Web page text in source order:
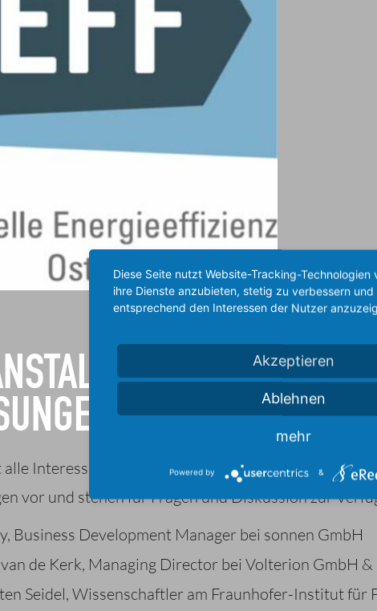
FÜR
Interessierten dazu ein, die Welt der elektrischen
vor und stehen für Fragen und Diskussion zur
Business Development Manager bei sonnen GmbH
van de Kerk, Managing Director bei Volterion GmbH
Seidel, Wissenschaftler am Fraunhofer-Institut
Diese Seite nutzt Website-Tracking-Technologien
ihre Dienste anzubieten, stetig zu verbessern und
entsprechend den Interessen der Nutzer
Akzeptieren
Ablehnen
mehr
Powered by &